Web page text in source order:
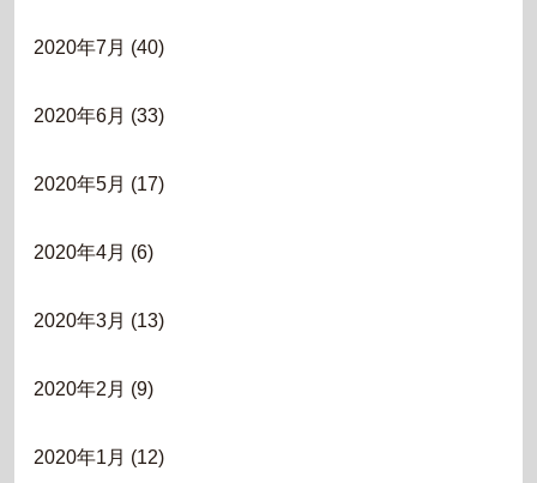
2020年7月 (40)
2020年6月 (33)
2020年5月 (17)
2020年4月 (6)
2020年3月 (13)
2020年2月 (9)
2020年1月 (12)